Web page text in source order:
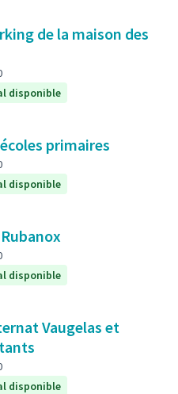
de la maison des
disponible
primaires
disponible
disponible
Vaugelas et
disponible